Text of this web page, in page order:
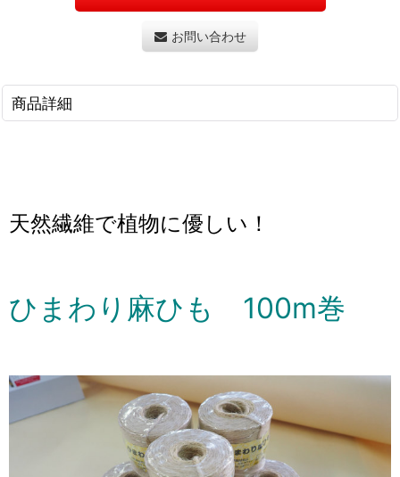
お問い合わせ
商品詳細
天然繊維で植物に優しい！
ひまわり麻ひも 100m巻